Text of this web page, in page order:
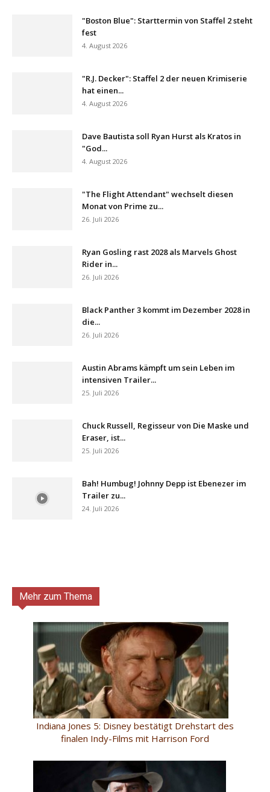
"Boston Blue": Starttermin von Staffel 2 steht
fest
4. August 2026
"R.J. Decker": Staffel 2 der neuen Krimiserie
hat einen...
4. August 2026
Dave Bautista soll Ryan Hurst als Kratos in
"God...
4. August 2026
"The Flight Attendant" wechselt diesen
Monat von Prime zu...
26. Juli 2026
Ryan Gosling rast 2028 als Marvels Ghost
Rider in...
26. Juli 2026
Black Panther 3 kommt im Dezember 2028 in
die...
26. Juli 2026
Austin Abrams kämpft um sein Leben im
intensiven Trailer...
25. Juli 2026
Chuck Russell, Regisseur von Die Maske und
Eraser, ist...
25. Juli 2026
Bah! Humbug! Johnny Depp ist Ebenezer im
Trailer zu...
24. Juli 2026
Mehr zum Thema
Indiana Jones 5: Disney bestätigt Drehstart des
finalen Indy-Films mit Harrison Ford